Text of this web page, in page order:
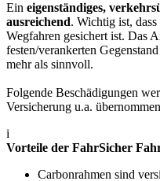
Ein eigenständiges,
ausreichend. Wichtig ist,
Wegfahren gesichert ist. Das
festen/verankerten
mehr als sinnvoll.
Folgende Beschädigungen
Versicherung u.a.
i
Vorteile der FahrSicher
Carbonrahmen sind